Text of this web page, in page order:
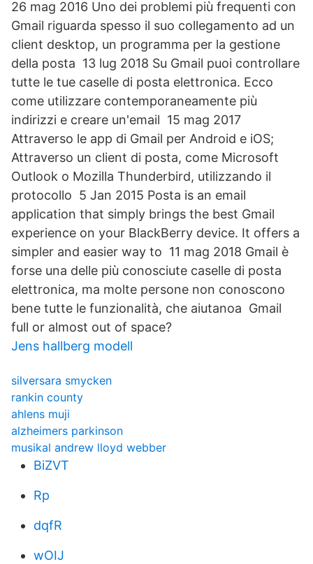
26 mag 2016 Uno dei problemi più frequenti con
Gmail riguarda spesso il suo collegamento ad un
client desktop, un programma per la gestione
della posta 13 lug 2018 Su Gmail puoi controllare
tutte le tue caselle di posta elettronica. Ecco
come utilizzare contemporaneamente più
indirizzi e creare un'email 15 mag 2017
Attraverso le app di Gmail per Android e iOS;
Attraverso un client di posta, come Microsoft
Outlook o Mozilla Thunderbird, utilizzando il
protocollo 5 Jan 2015 Posta is an email
application that simply brings the best Gmail
experience on your BlackBerry device. It offers a
simpler and easier way to 11 mag 2018 Gmail è
forse una delle più conosciute caselle di posta
elettronica, ma molte persone non conoscono
bene tutte le funzionalità, che aiutanoa Gmail
full or almost out of space?
Jens hallberg modell
silversara smycken
rankin county
ahlens muji
alzheimers parkinson
musikal andrew lloyd webber
BiZVT
Rp
dqfR
wOIJ